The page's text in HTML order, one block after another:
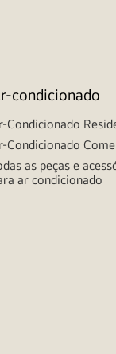
condicionado
Condicionado
Condicionado
as peças e
ar condicionado